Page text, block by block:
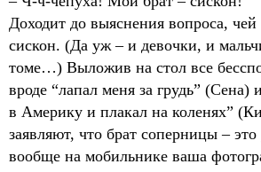
Доходит до выяснения вопроса,
сискон. (Да уж – и девочки, и
томе…) Выложив на стол все
вроде “лапал меня за грудь” (Сена)
в Америку и плакал на коленях”
заявляют, что брат соперницы –
вообще на мобильнике ваша